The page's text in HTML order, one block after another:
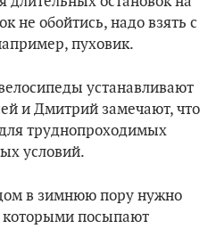
не обойтись, надо взять с
пуховик.
устанавливают
и Дмитрий замечают, что
труднопроходимых
условий.
в зимнюю пору нужно
которыми посыпают